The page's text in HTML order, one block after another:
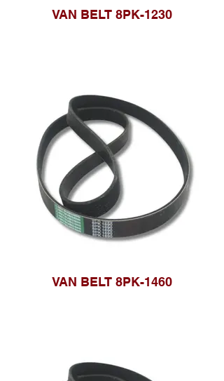
VAN BELT 8PK-1230
VAN BELT 8PK-1460